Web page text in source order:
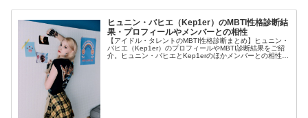
ヒュニン・バヒエ（Kep1er）のMBTI性格診断結
果・プロフィールやメンバーとの相性
【アイドル・タレントのMBTI性格診断まとめ】ヒュニン・
バヒエ（Kep1er）のプロフィールやMBTI診断結果をご紹
介。ヒュニン・バヒエとKep1erのほかメンバーとの相性に